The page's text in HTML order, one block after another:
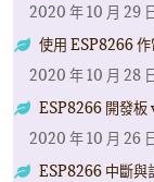
2020 年 10 月 29
使用 ESP8266
2020 年 10 月 28
ESP8266 開發
2020 年 10 月 26
ESP8266 中斷與